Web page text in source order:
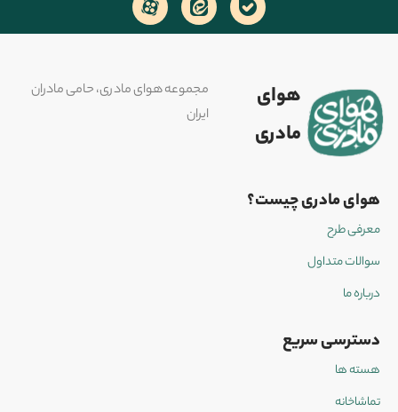
هوای
مادری
مجموعه هوای مادری، حامی مادران
ایران
هوای مادری چیست؟
معرفی طرح
سوالات متداول
درباره ما
دسترسی سریع
هسته ها
تماشاخانه